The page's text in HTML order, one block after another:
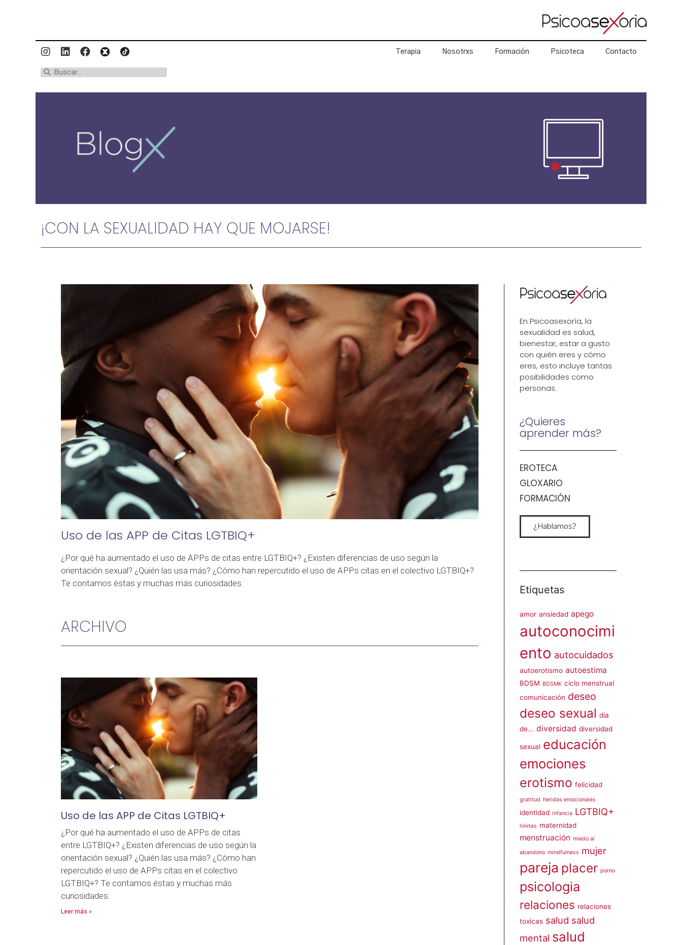
Terapia Nosotrxs Formación Psicoteca Contacto
¡CON LA SEXUALIDAD HAY QUE MOJARSE!
Uso de las APP de Citas LGTBIQ+
¿Por qué ha aumentado el uso de APPs de citas entre LGTBIQ+? ¿Existen diferencias de uso según la
orientación sexual? ¿Quién las usa más? ¿Cómo han repercutido el uso de APPs citas en el colectivo LGTBIQ+?
Te contamos éstas y muchas más curiosidades.
ARCHIVO
Uso de las APP de Citas LGTBIQ+
¿Por qué ha aumentado el uso de APPs de citas
entre LGTBIQ+? ¿Existen diferencias de uso según la
orientación sexual? ¿Quién las usa más? ¿Cómo han
repercutido el uso de APPs citas en el colectivo
LGTBIQ+? Te contamos éstas y muchas más
curiosidades.
Leer más »
En Psicoasexoría, la
sexualidad es salud,
bienestar, estar a gusto
con quién eres y cómo
eres, esto incluye tantas
posibilidades como
personas.
¿Quieres
aprender más?
EROTECA
GLOXARIO
FORMACIÓN
¿Hablamos?
Etiquetas
amor ansiedad apego
autoconocimi
ento autocuidados
autoerotismo autoestima
BDSM BDSMK ciclo menstrual
comunicación deseo
deseo sexual dia
de... diversidad diversidad
sexual educación
emociones
erotismo felicidad
gratitud heridas emocionales
identidad infancia LGTBIQ+
límites maternidad
menstruación miedo al
abandono mindfulness mujer
pareja placer porno
psicologia
relaciones relaciones
toxicas salud salud
mental salud